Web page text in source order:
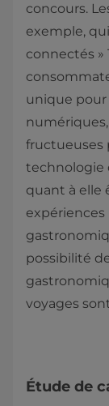
concours.
exemple,
connectés »
unique pour
fructueuses
technologie
quant à elle
possibilité
voyages
Étude de